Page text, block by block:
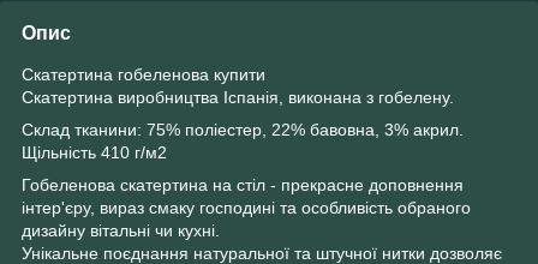
Опис
Скатертина гобеленова купити
Скатертина виробництва Іспанія, виконана з гобелену.
Склад тканини: 75% поліестер, 22% бавовна, 3% акрил.
Щільність 410 г/м2
Гобеленова скатертина на стіл - прекрасне доповнення
інтер'єру, вираз смаку господині та особливість обраного
дизайну вітальні чи кухні.
Унікальне поєднання натуральної та штучної нитки дозволяє